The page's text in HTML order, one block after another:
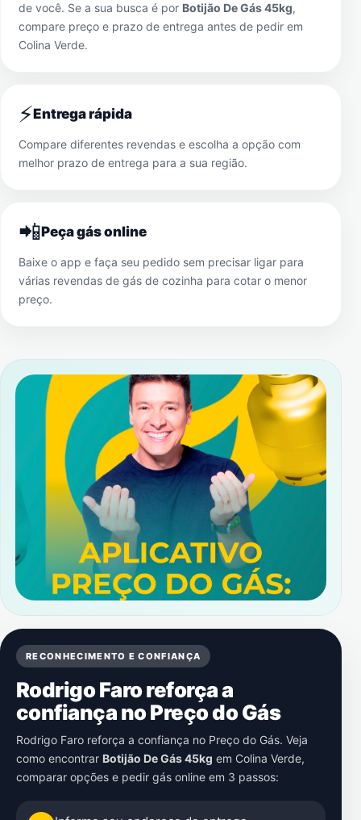
de você. Se a sua busca é por Botijão De Gás 45kg,
compare preço e prazo de entrega antes de pedir em
Colina Verde.
⚡Entrega rápida
Compare diferentes revendas e escolha a opção com
melhor prazo de entrega para a sua região.
📲Peça gás online
Baixe o app e faça seu pedido sem precisar ligar para
várias revendas de gás de cozinha para cotar o menor
preço.
RECONHECIMENTO E CONFIANÇA
Rodrigo Faro reforça a
confiança no Preço do Gás
Rodrigo Faro reforça a confiança no Preço do Gás. Veja
como encontrar Botijão De Gás 45kg em Colina Verde,
comparar opções e pedir gás online em 3 passos: